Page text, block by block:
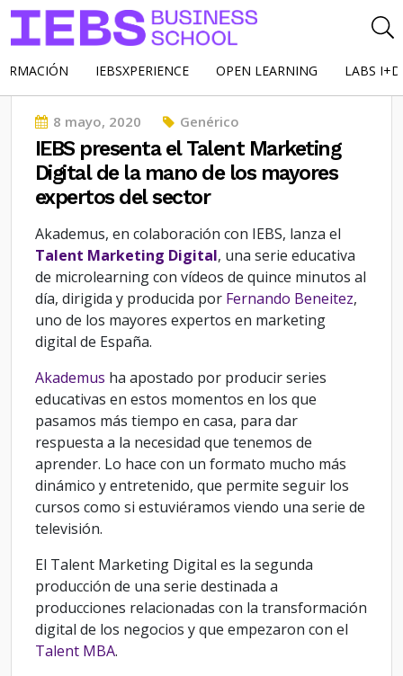
IEBSXPERIENCE OPEN LEARNING LABS
Posted
on
8 mayo, 2020 Genérico
IEBS presenta el Talent Marketing
Digital de la mano de los mayores
expertos del sector
Akademus, en colaboración con IEBS, lanza el
Talent Marketing Digital, una serie educativa
de microlearning con vídeos de quince minutos al
día, dirigida y producida por Fernando Beneitez,
uno de los mayores expertos en marketing
digital de España.
Akademus ha apostado por producir series
educativas en estos momentos en los que
pasamos más tiempo en casa, para dar
respuesta a la necesidad que tenemos de
aprender. Lo hace con un formato mucho más
dinámico y entretenido, que permite seguir los
cursos como si estuviéramos viendo una serie de
televisión.
El Talent Marketing Digital es la segunda
producción de una serie destinada a
producciones relacionadas con la transformación
digital de los negocios y que empezaron con el
Talent MBA.